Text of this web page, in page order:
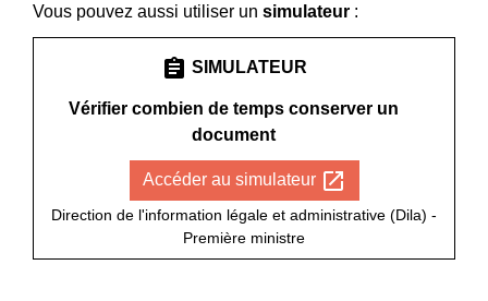
Vous pouvez aussi utiliser un simulateur :
assignment SIMULATEUR
Vérifier combien de temps conserver un
document
Accéder au simulateur open_in_new
Direction de l'information légale et administrative (Dila) -
Première ministre